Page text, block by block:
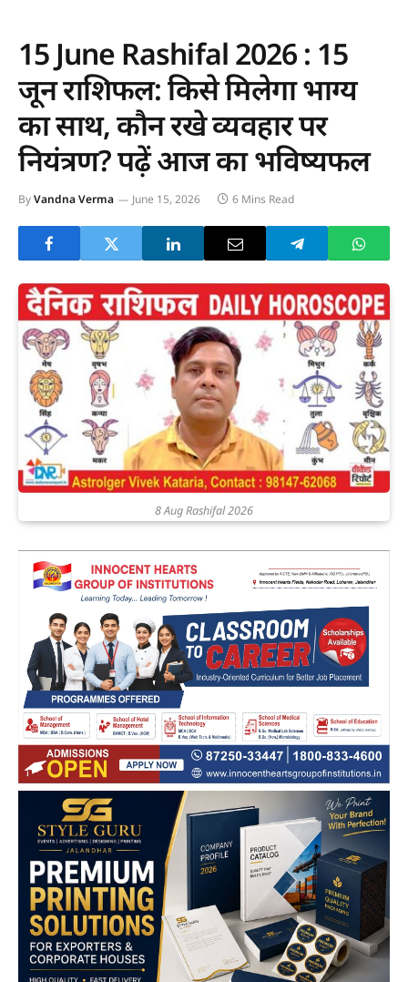
15 June Rashifal 2026 : 15
जून राशिफल: किसे मिलेगा भाग्य
का साथ, कौन रखे व्यवहार पर
नियंत्रण? पढ़ें आज का भविष्यफल
ByVandna Verma June 15, 2026 6 Mins Read
8 Aug Rashifal 2026